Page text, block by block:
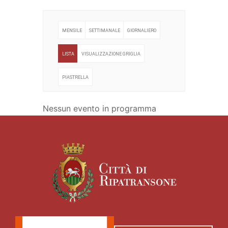
MENSILE SETTIMANALE GIORNALIERO
LISTA VISUALIZZAZIONE GRIGLIA
PIASTRELLA
Nessun evento in programma